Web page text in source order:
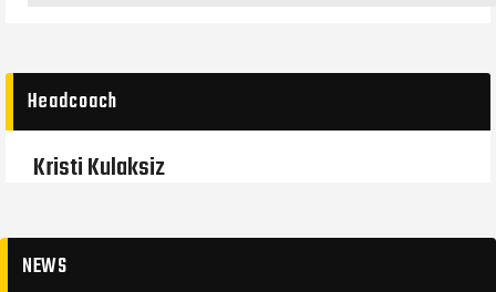
Headcoach
Kristi Kulaksiz
NEWS